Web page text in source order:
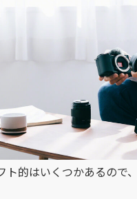
ト的はいくつかあるので